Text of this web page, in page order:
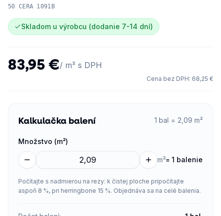
50 CERA 1091B
Skladom u výrobcu (dodanie 7-14 dní)
83,95 €/ m² s DPH
Cena bez DPH: 68,25 €
Kalkulačka balení 1 bal = 2,09 m²
Množstvo (m²)
m²= 1 balenie
Počítajte s nadmierou na rezy: k čistej ploche pripočítajte
aspoň 8 %, pri herringbone 15 %. Objednáva sa na celé balenia.